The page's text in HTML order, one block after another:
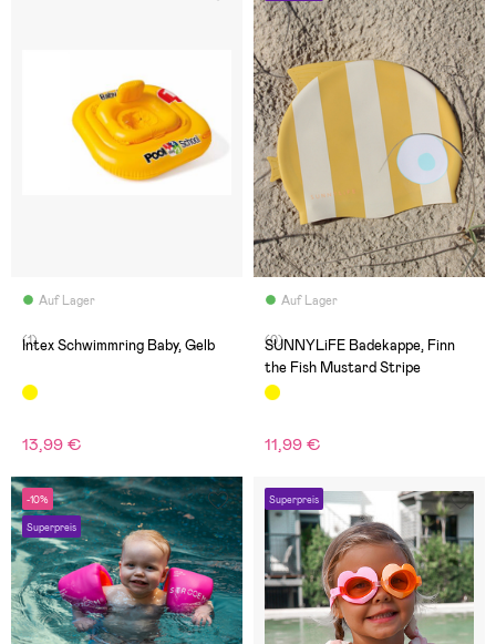
Auf Lager
(1)
Intex Schwimmring Baby, Gelb
13,99 €
Auf Lager
(0)
SUNNYLiFE Badekappe, Finn
the Fish Mustard Stripe
11,99 €
-10%
Superpreis
Superpreis